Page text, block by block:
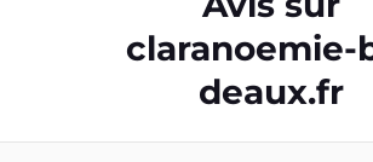
claranoemie-
deaux.fr